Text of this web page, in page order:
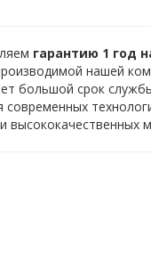
гарантию 1 год
нашей
большой срок
современных
высококачественных